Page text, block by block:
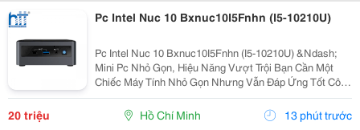
Pc Intel Nuc 10 Bxnuc10I5Fnhn (I5-10210U)
Pc Intel Nuc 10 Bxnuc10I5Fnhn (I5-10210U) &Ndash;
Mini Pc Nhỏ Gọn, Hiệu Năng Vượt Trội Bạn Cần Một
Chiếc Máy Tính Nhỏ Gọn Nhưng Vẫn Đáp Ứng Tốt Công
Việc Văn Phòng, Học Tập Hay Giải Trí? Pc Intel Nuc 10
Bxnuc10I5Fnhn (I5-10210U) Là Lựa Chọn Lý Tưởng...
20 triệu Hồ Chí Minh 13 phút trước